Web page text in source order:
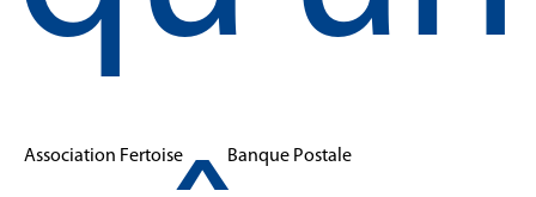
Association Fertoise Banque Postale